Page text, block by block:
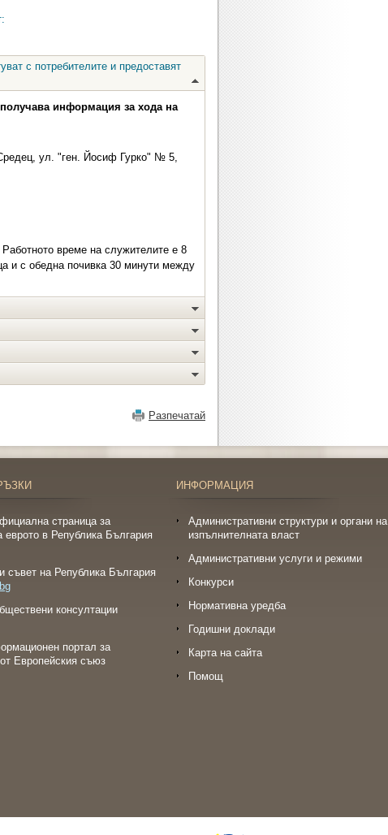
с потребителите и предоставят
информация за хода на
ул. "ген. Йосиф Гурко" № 5,
време на служителите е 8
и с обедна почивка 30 минути между
Разпечатай
страница за
еврото в Република България
съвет на Република България
консултации
портал за
Европейския съюз
ИНФОРМАЦИЯ
Административни структури и органи на
изпълнителната власт
Административни услуги и режими
Конкурси
Нормативна уредба
Годишни доклади
Карта на сайта
Помощ